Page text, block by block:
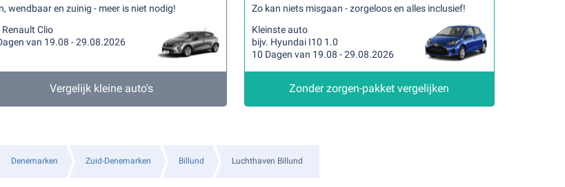
wendbaar en zuinig - meer is niet nodig!
Renault Clio
van 19.08 - 29.08.2026
Vergelijk kleine auto's
Zo kan niets misgaan - zorgeloos en alles inclusief!
Kleinste auto
bijv. Hyundai I10 1.0
10 Dagen van 19.08 - 29.08.2026
Zonder zorgen-pakket vergelijken
Denemarken Zuid-Denemarken Billund Luchthaven Billund